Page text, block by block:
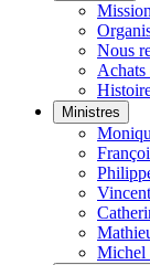
Nous
Achats
Ministres
Michel